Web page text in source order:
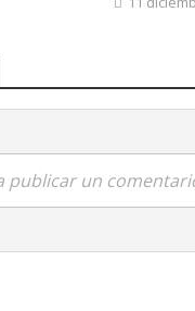
publicar un